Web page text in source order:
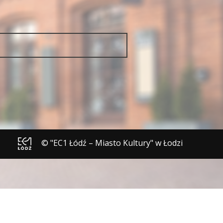
© "EC1 Łódź – Miasto Kultury" w Łodzi